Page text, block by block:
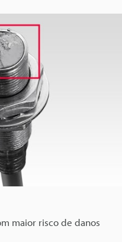
maior risco de danos